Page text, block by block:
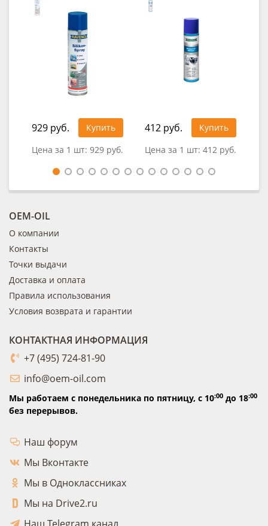
929 руб.
Купить
Цена за 1 шт: 929 руб.
412 руб.
Купить
Цена за 1 шт: 412 руб.
OEM-OIL
О компании
Контакты
Точки выдачи
Доставка и оплата
Правила использования
Условия возврата и гарантии
КОНТАКТНАЯ ИНФОРМАЦИЯ
+7 (495) 724-81-90
info@oem-oil.com
Мы работаем с понедельника по пятницу, с 10:00 до 18:00
без перерывов.
Наш форум
Мы Вконтакте
Мы в Одноклассниках
Мы на Drive2.ru